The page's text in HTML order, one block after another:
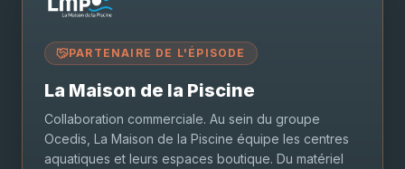
PARTENAIRE DE L'ÉPISODE
La Maison de la Piscine
Collaboration commerciale. Au sein du groupe
Ocedis, La Maison de la Piscine équipe les centres
aquatiques et leurs espaces boutique. Du matériel